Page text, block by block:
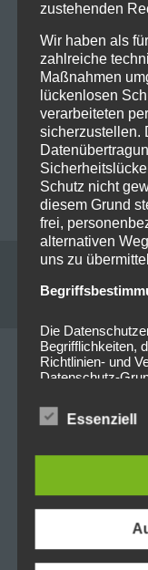
0 0
PREVIOUS POST
Vorankündigung :
09-14 Primal Fear
@Airport
Leave a
Your email
Kommentar*
zustehenden
Wir haben als
zahlreiche
Maßnahmen
lückenlosen
verarbeiteten
sicherzustellen.
Schutz nicht
diesem Grund
frei,
alternativen
uns zu
Die
Begrifflichkeiten,
Richtlinien- und
Datenschutz-
die Öffentlichkeit
Geschäftspartner
verwendeten
Wir verwenden
Essenziell